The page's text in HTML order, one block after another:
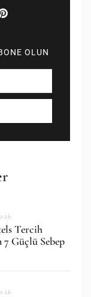
OLUN
Tercih
Güçlü Sebep